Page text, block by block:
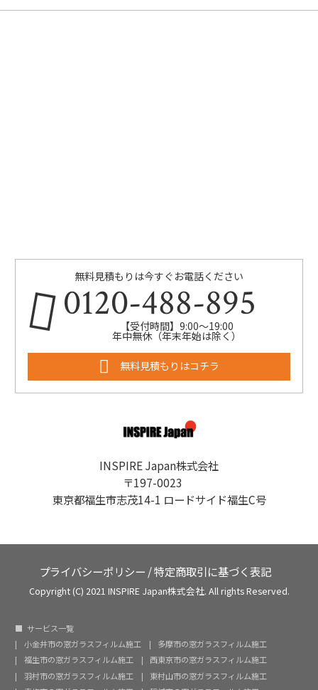
無料見積もりは今すぐお電話ください
0120-488-895
【受付時間】9:00～19:00
年中無休（年末年始は除く）
無料見積もりはコチラ
INSPIRE Japan株式会社
〒197-0023
東京都福生市志茂14-1 ロードサイド福生C号
プライバシーポリシー /特定商取引に基づく表記
Copyright (C) 2021 INSPIRE Japan株式会社. All rights Reserved.
サービス一覧
小金井市の窓ガラスフィルム施工
多摩市の窓ガラスフィルム施工
福生市の窓ガラスフィルム施工
西東京市の窓ガラスフィルム施工
羽村市の窓ガラスフィルム施工
東村山市の窓ガラスフィルム施工